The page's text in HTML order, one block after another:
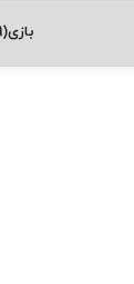
بازی(19)